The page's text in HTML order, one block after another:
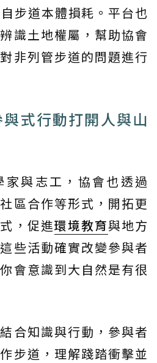
步道本體損耗。平台也
識土地權屬，幫助協會
非列管步道的問題進行
式行動打開人與山
家與志工，協會也透過
區合作等形式，開拓更
，促進環境教育與地方
些活動確實改變參與者
會意識到大自然是有很
合知識與行動，參與者
步道，理解踐踏衝擊並